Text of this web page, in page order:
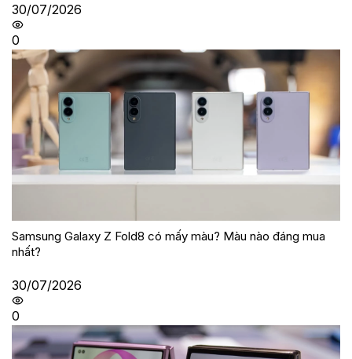
30/07/2026
0
Samsung Galaxy Z Fold8 có mấy màu? Màu nào đáng mua
nhất?
30/07/2026
0